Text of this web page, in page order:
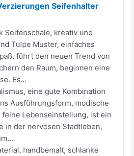
Seifenhalter
Seifenschale, kreativ und
Tulpe Muster, einfaches
führt den neuen Trend von
den Raum, beginnen eine
Es...
eine gute Kombination
Ausführungsform, modische
feine Lebenseinstellung, ist ein
in der nervösen Stadtleben,
handbemalt, schlanke